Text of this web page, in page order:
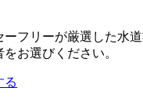
ーフリーが厳選した水
お選びください。
る